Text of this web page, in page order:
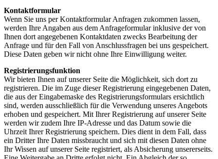
Kontaktformular
Wenn Sie uns per Kontaktformular Anfragen zukommen lassen,
werden Ihre Angaben aus dem Anfrageformular inklusive der von
Ihnen dort angegebenen Kontaktdaten zwecks Bearbeitung der
Anfrage und für den Fall von Anschlussfragen bei uns gespeichert.
Diese Daten geben wir nicht ohne Ihre Einwilligung weiter.
Registrierungsfunktion
Wir bieten Ihnen auf unserer Seite die Möglichkeit, sich dort zu
registrieren. Die im Zuge dieser Registrierung eingegebenen Daten,
die aus der Eingabemaske des Registrierungsformulars ersichtlich
sind, werden ausschließlich für die Verwendung unseres Angebots
erhoben und gespeichert. Mit Ihrer Registrierung auf unserer Seite
werden wir zudem Ihre IP-Adresse und das Datum sowie die
Uhrzeit Ihrer Registrierung speichern. Dies dient in dem Fall, dass
ein Dritter Ihre Daten missbraucht und sich mit diesen Daten ohne
Ihr Wissen auf unserer Seite registriert, als Absicherung unsererseits.